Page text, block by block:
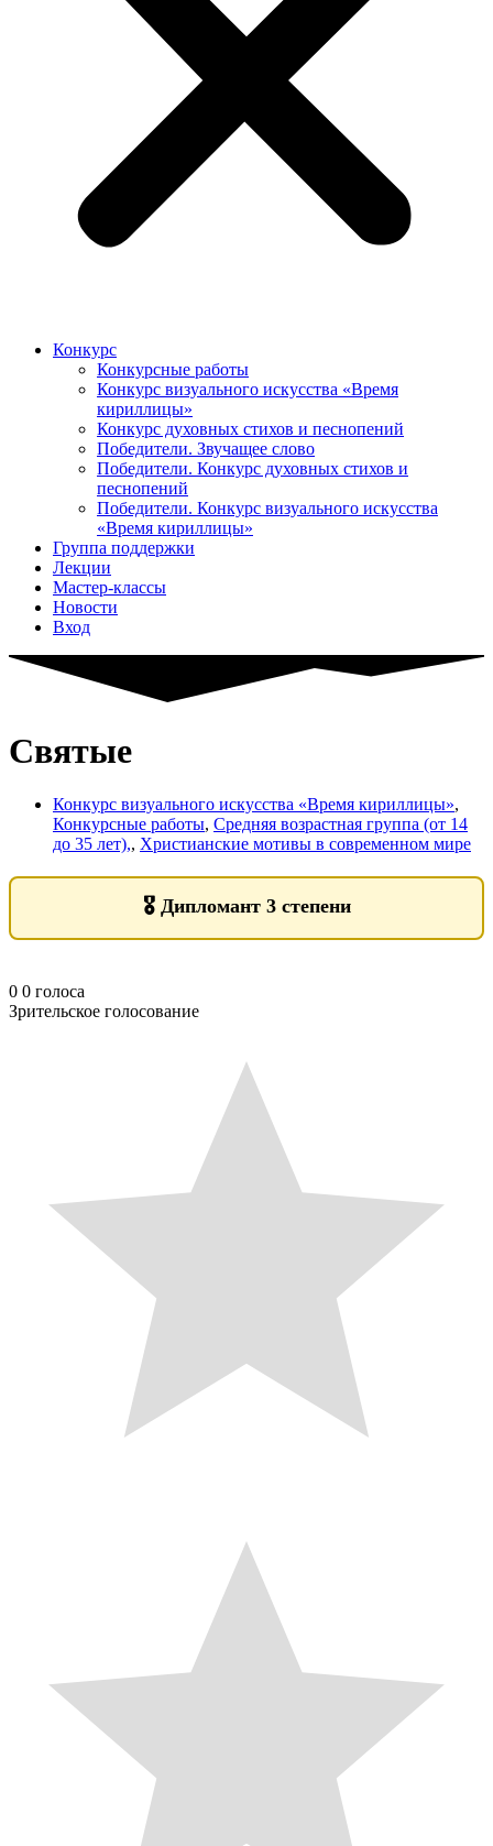
Конкурс
Конкурсные работы
Конкурс визуального искусства «Время
кириллицы»
Конкурс духовных стихов и песнопений
Победители. Звучащее слово
Победители. Конкурс духовных стихов и
песнопений
Победители. Конкурс визуального искусства
«Время кириллицы»
Группа поддержки
Лекции
Мастер-классы
Новости
Вход
Святые
Конкурс визуального искусства «Время кириллицы»,
Конкурсные работы, Средняя возрастная группа (от 14
до 35 лет),, Христианские мотивы в современном мире
🎖️ Дипломант 3 степени
0 0 голоса
Зрительское голосование